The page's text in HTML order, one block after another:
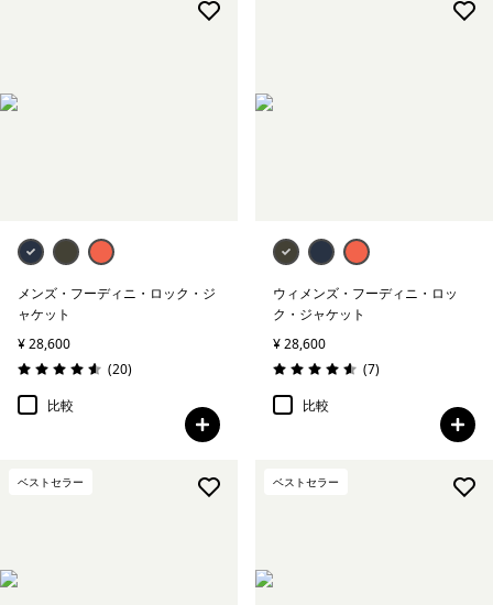
メンズ・フーディニ・ロック・ジ
ャケット
¥ 28,600
評価: 4.6 / 5
(20レビュー
)
比較
ウィメンズ・フーディニ・ロッ
ク・ジャケット
¥ 28,600
評価: 4.6 / 5
(7レビュー
)
比較
ベストセラー ベストセラー